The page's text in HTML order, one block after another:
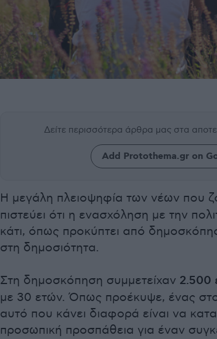
Δείτε περισσότερα άρθρα μας στα
Add Protothema.gr on
Η μεγάλη πλειοψηφία των νέων που
πιστεύει ότι η ενασχόληση με την
κάτι, όπως προκύπτει από
στη δημοσιότητα.
Στη δημοσκόπηση συμμετείχαν 2.500
με 30 ετών. Όπως προέκυψε, ένας
αυτό που κάνει διαφορά είναι να
προσωπική προσπάθεια για έναν